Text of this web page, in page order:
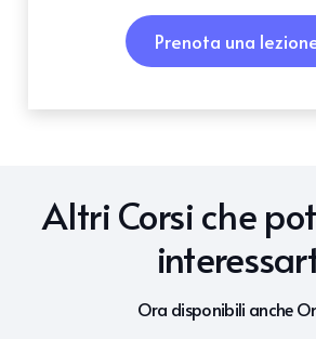
Prenota una
Altri Corsi che
Ora disponibili anche